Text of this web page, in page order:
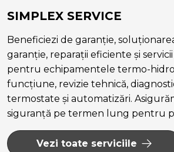
SIMPLEX SERVICE
Beneficiezi de garanție,
garanție, reparații eficiente și
pentru echipamentele termo-
funcțiune, revizie tehnică,
termostate și automatizări.
siguranță pe termen lung pentru
Vezi toate serviciile